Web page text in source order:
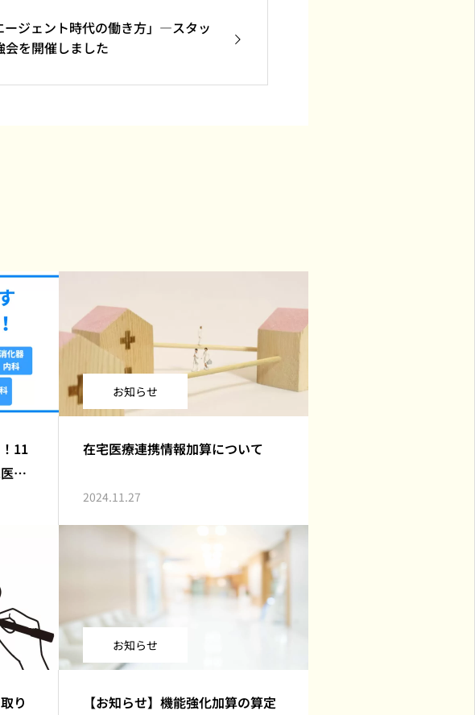
ージェント時代の働き方」―スタッ
会を開催しました
11
療
お知らせ
在宅医療連携情報加算について
2024.11.27
り
お知らせ
【お知らせ】機能強化加算の算定